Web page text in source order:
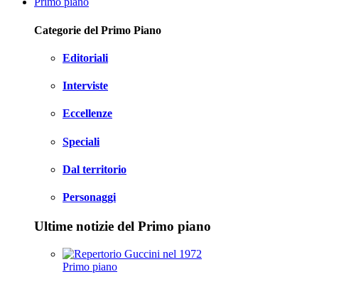
Categorie del Primo Piano
Editoriali
Interviste
Eccellenze
Speciali
Dal territorio
Personaggi
Ultime notizie del Primo piano
Primo piano